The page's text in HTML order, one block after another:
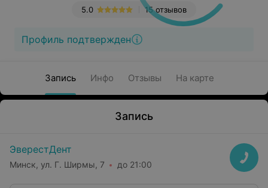
15 отзывов
5.0
Профиль подтвержден
Запись Инфо Отзывы На карте
Запись
ЭверестДент
Минск, ул. Г. Ширмы, 7 до 21:00